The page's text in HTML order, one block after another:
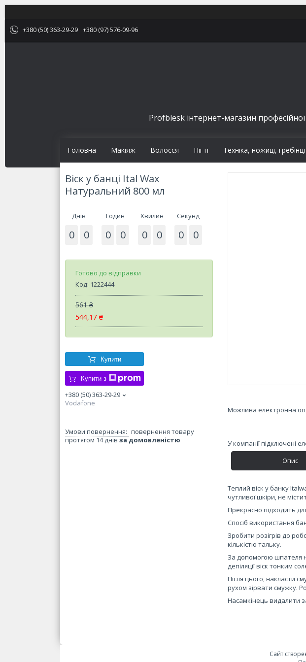
+380 (50) 363-29-29 +380 (97) 576-09-96
Profblesk інтернет-магазин професійної
Головна Макіяж Волосся Нігті Техніка, ножиці, гребінці
Віск у банці Ital Wax
Натуральний 800 мл
Днів
0 0
Годин
0 0
Хвилин
0 0
Секунд
0 0
Готово до відправки
Код: 1222444
561 ₴
544,17 ₴
Купити
Купити з
+380 (50) 363-29-29
Vodafone
повернення товару
протягом 14 днів за домовленістю
У компанії підключені
Опис
Теплий віск у банку
чутливої шкіри, не
Прекрасно підходить
Спосіб використання
Зробити розігрів до
кількістю тальку.
За допомогою шпателя
депіляції віск тонким
Після цього, накласти
рухом зірвати смужку.
Насамкінець видалити
Сайт